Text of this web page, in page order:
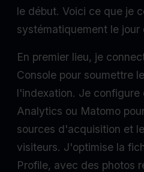
le début. Voici ce que je
systématiquement le jour
En premier lieu, je
Console pour soumettre
l'indexation. Je configure
Analytics ou Matomo
sources d'acquisition et
visiteurs. J'optimise la
Profile, avec des photos